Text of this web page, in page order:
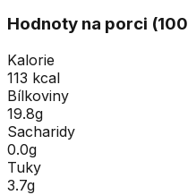
Hodnoty na porci (100
Kalorie
113 kcal
Bílkoviny
19.8g
Sacharidy
0.0g
Tuky
3.7g